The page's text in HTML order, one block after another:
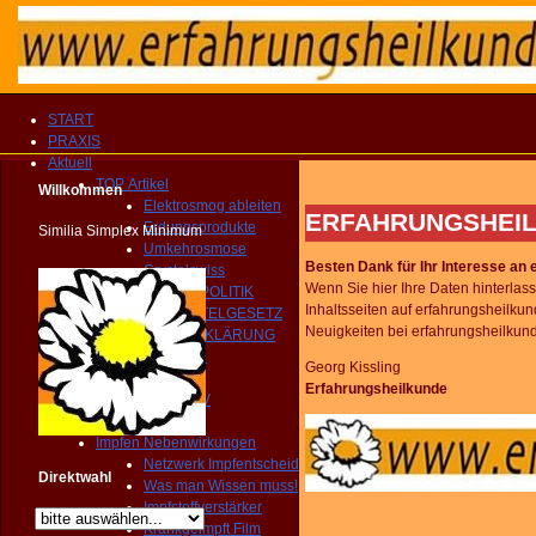
START
PRAXIS
Aktuell
TOP Artikel
Elektrosmog ableiten
Erdungsprodukte
Umkehrosmose
Crystalswiss
GESUNDHEITSPOLITIK
HEILMITTELGESETZ
IMPFAUFKLÄRUNG
YOUTUBE Kanal
IMPRESSIONEN
MEDIEN ARCHIV
Homöopathie TV
Impfen Nebenwirkungen
Netzwerk Impfentscheid
Was man Wissen muss!
Impfstoffverstärker
Krankgeimpft Film
Willkommen
Similia Simplex Minimum
Direktwahl
Besten Dank für Ihr Interesse an
Wenn Sie hier Ihre Daten
Inhaltsseiten auf
Neuigkeiten bei
Georg Kissling
Erfahrungsheilkunde